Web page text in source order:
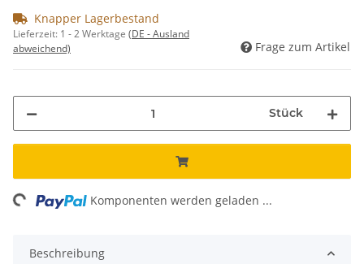
Knapper Lagerbestand
Lieferzeit: 1 - 2 Werktage (DE - Ausland
abweichend)
Frage zum Artikel
Stück
Komponenten werden geladen ...
Beschreibung